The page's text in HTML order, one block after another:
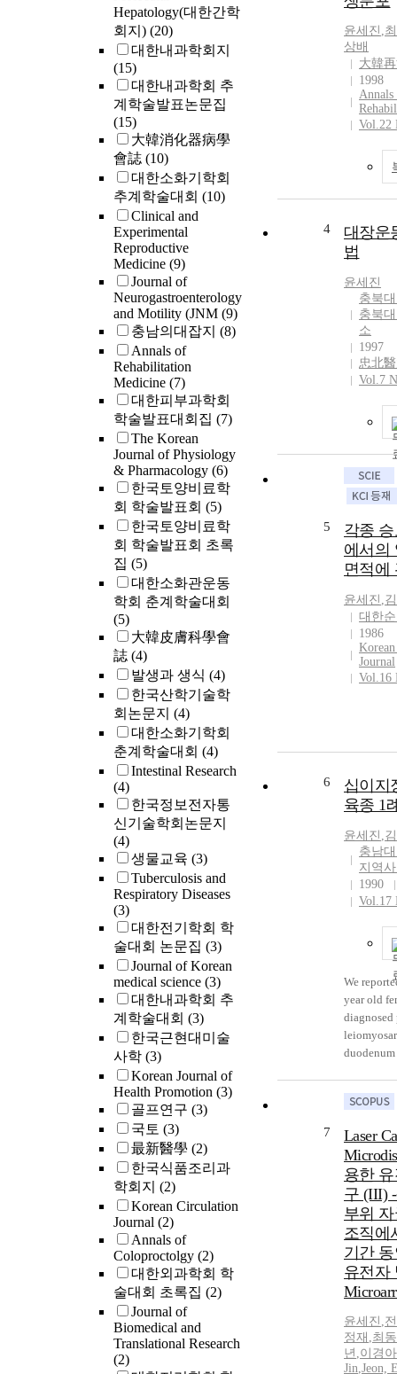
Hepatology(대한간학
회지) (20)
대한내과학회지
(15)
대한내과학회 추
계학술발표논문집
(15)
大韓消化器病學
會誌 (10)
대한소화기학회
추계학술대회 (10)
Clinical and
Experimental
Reproductive
Medicine (9)
Journal of
Neurogastroenterology
and Motility (JNM (9)
충남의대잡지 (8)
Annals of
Rehabilitation
Medicine (7)
대한피부과학회
학술발표대회집 (7)
The Korean
Journal of Physiology
& Pharmacology (6)
한국토양비료학
회 학술발표회 (5)
한국토양비료학
회 학술발표회 초록
집 (5)
대한소화관운동
학회 춘계학술대회
(5)
大韓皮膚科學會
誌 (4)
발생과 생식 (4)
한국산학기술학
회논문지 (4)
대한소화기학회
춘계학술대회 (4)
Intestinal Research
(4)
한국정보전자통
신기술학회논문지
(4)
생물교육 (3)
Tuberculosis and
Respiratory Diseases
(3)
대한전기학회 학
술대회 논문집 (3)
Journal of Korean
medical science (3)
대한내과학회 추
계학술대회 (3)
한국근현대미술
사학 (3)
Korean Journal of
Health Promotion (3)
골프연구 (3)
국토 (3)
最新醫學 (2)
한국식품조리과
학회지 (2)
Korean Circulation
Journal (2)
Annals of
Coloproctolgy (2)
대한외과학회 학
술대회 초록집 (2)
Journal of
Biomedical and
Translational Research
(2)
윤세진 ,
상배
大韓
1998
Annals
Vol.22
4
대장운
법
윤세진
충북
충북
소
1997
忠北
Vol.7
5
각종
에서의
면적에
윤세진 ,
대한
1986
Journal
Vol.16
6
십이지
육종 1
윤세진 ,
충남
지역
1990
Vol.17
We
year old
diagnosed
of melena
revealed
necrosis
biopsy
case was
segmental
end-to-
low grade
in
third
7
Laser
용한
구 (III)
부위
조직에
기간
유전자
윤세진 ,
정재 ,최
년 ,이경아
Jin,Jeon,